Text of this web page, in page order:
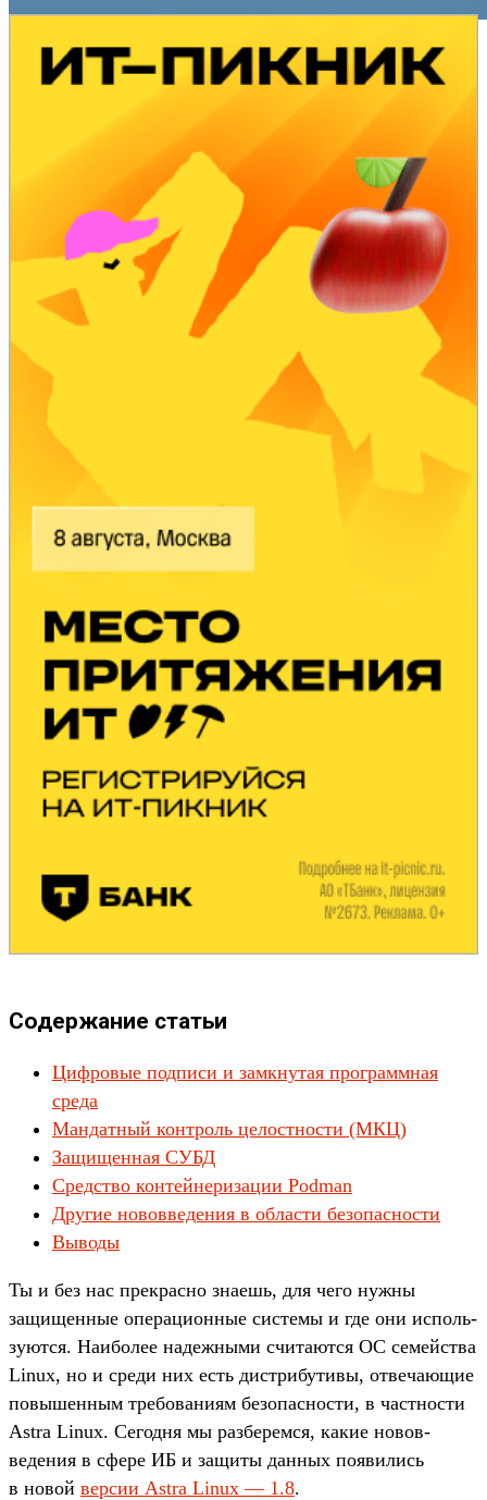
Содержание статьи
Цифровые подписи и замкнутая программная
среда
Мандатный контроль целостности (МКЦ)
Защищенная СУБД
Средство контейнеризации Podman
Другие нововведения в области безопасности
Выводы
Ты и без нас прек­расно зна­ешь, для чего нуж­ны
защищен­ные опе­раци­онные сис­темы и где они исполь­
зуют­ся. Наибо­лее надеж­ными счи­тают­ся ОС семей­ства
Linux, но и сре­ди них есть дис­три­бути­вы, отве­чающие
повышен­ным тре­бова­ниям безопас­ности, в час­тнос­ти
Astra Linux. Сегод­ня мы раз­берем­ся, какие новов­
ведения в сфе­ре ИБ и защиты дан­ных появи­лись
в новой вер­сии Astra Linux — 1.8.